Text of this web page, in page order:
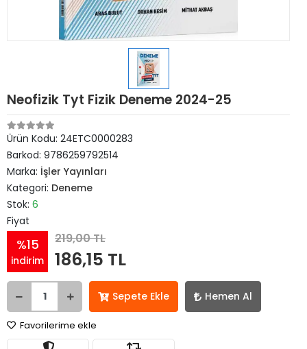
Neofizik Tyt Fizik Deneme 2024-25
Ürün Kodu: 24ETC0000283
Barkod: 9786259792514
Marka: İşler Yayınları
Kategori: Deneme
Stok: 6
Fiyat
%15
indirim
219,00 TL
186,15 TL
Sepete Ekle Hemen Al
Favorilerime ekle